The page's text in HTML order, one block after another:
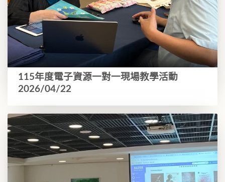
115年度電子資源一對一現場教學活動
2026/04/22